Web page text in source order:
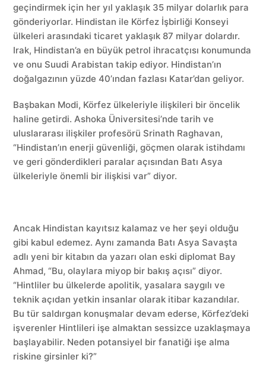
geçindirmek için her yıl yaklaşık 35 milyar dolarlık para
gönderiyorlar. Hindistan ile Körfez İşbirliği Konseyi
ülkeleri arasındaki ticaret yaklaşık 87 milyar dolardır.
Irak, Hindistan’a en büyük petrol ihracatçısı konumunda
ve onu Suudi Arabistan takip ediyor. Hindistan’ın
doğalgazının yüzde 40’ından fazlası Katar’dan geliyor.
Başbakan Modi, Körfez ülkeleriyle ilişkileri bir öncelik
haline getirdi. Ashoka Üniversitesi’nde tarih ve
uluslararası ilişkiler profesörü Srinath Raghavan,
“Hindistan’ın enerji güvenliği, göçmen olarak istihdamı
ve geri gönderdikleri paralar açısından Batı Asya
ülkeleriyle önemli bir ilişkisi var” diyor.
Ancak Hindistan kayıtsız kalamaz ve her şeyi olduğu
gibi kabul edemez. Aynı zamanda Batı Asya Savaşta
adlı yeni bir kitabın da yazarı olan eski diplomat Bay
Ahmad, “Bu, olaylara miyop bir bakış açısı” diyor.
“Hintliler bu ülkelerde apolitik, yasalara saygılı ve
teknik açıdan yetkin insanlar olarak itibar kazandılar.
Bu tür saldırgan konuşmalar devam ederse, Körfez’deki
işverenler Hintlileri işe almaktan sessizce uzaklaşmaya
başlayabilir. Neden potansiyel bir fanatiği işe alma
riskine girsinler ki?”